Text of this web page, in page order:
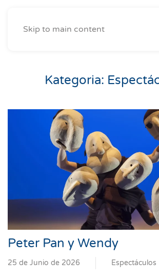
Skip to main content
Kategoria:
Peter Pan y Wendy
25 de Junio de 2026 Espectáculos